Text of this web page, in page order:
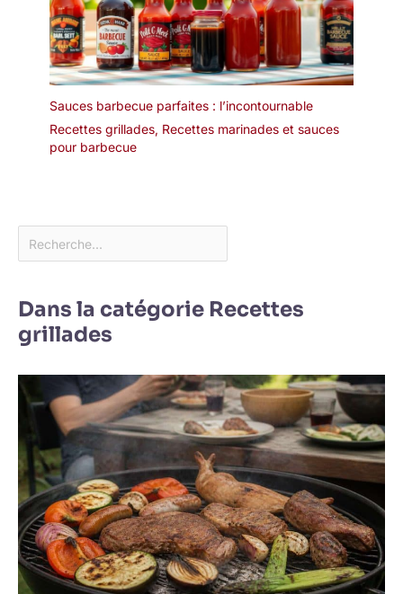
Sauces barbecue parfaites : l’incontournable
Recettes grillades, Recettes marinades et sauces
pour barbecue
Dans la catégorie Recettes
grillades